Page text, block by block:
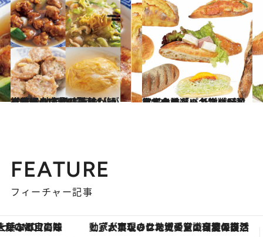
2023.9.22
京都出身の食の賢者4人が推薦！ 地元の人だけが知っている 本当に美味しい【京都の中華9軒】
グルメ 2023.10.4
日本一の「パン激戦区」京都で厳選！【プロが教える必訪ベーカリー5軒】必ず食べたい名物パンも教えます
グルメ
FEATURE
フィーチャー記事
「大事なのは地域の意識を変えること」。ロレックス賞受賞の自然保護活動家が実現させたナイジェリアの自然環境の復活 【銀座で出合う最旬美容】美髪ケアや上質